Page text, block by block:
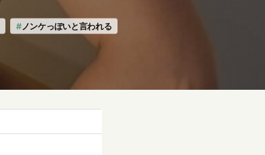
ノンケっぽいと言われる